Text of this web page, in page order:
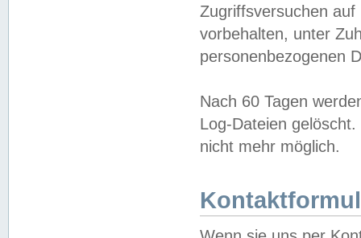
Zugriffsversuchen
vorbehalten, unter
personenbezogenen
Nach 60 Tagen
Log-Dateien
nicht mehr möglich.